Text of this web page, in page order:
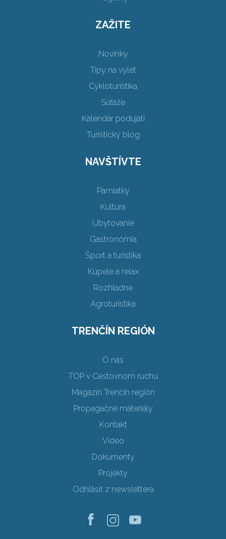
ZAŽITE
Novinky
Tipy na výlet
Cykloturistika
Súťaže
Kalendár podujatí
Turistický blog
NAVŠTÍVTE
Pamiatky
Kultúra
Ubytovanie
Gastronómia
Šport a turistika
Kúpele a relax
Rozhľadne
Agroturistika
TRENČÍN REGIÓN
O nás
TOP v Cestovnom ruchu
Magazín Trenčín región
Propagačné materiály
Kontakt
Video
Dokumenty
Projekty
Odhlásiť z newslettera